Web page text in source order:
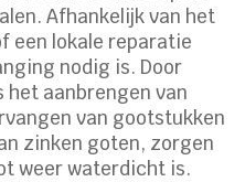
Afhankelijk van het
een lokale reparatie
nodig is. Door
het aanbrengen van
van gootstukken
zinken goten, zorgen
weer waterdicht is.